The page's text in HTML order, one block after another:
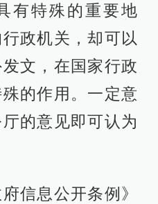
有特殊的重要地
政机关，却可以
文，在国家行政
的作用。一定意
的意见即可认为
信息公开条例》